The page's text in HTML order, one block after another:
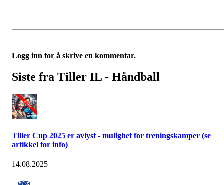
Logg inn for å skrive en kommentar.
Siste fra Tiller IL - Håndball
Tiller Cup 2025 er avlyst - mulighet for treningskamper (se
artikkel for info)
14.08.2025